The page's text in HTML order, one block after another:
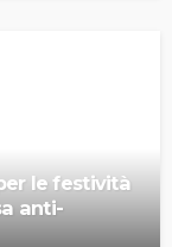
le festività
anti-